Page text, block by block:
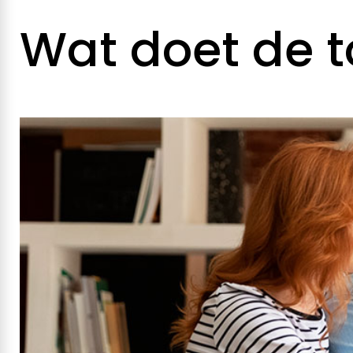
0
-
O
n
z
Wat doet de